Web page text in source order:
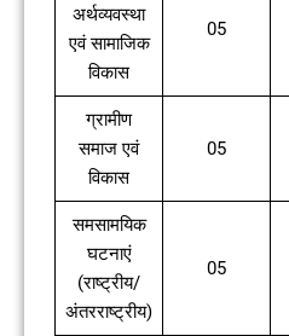
अर्थव्यवस्था
एवं सामाजिक
विकास
05
ग्रामीण
समाज एवं
विकास
05
समसामयिक
घटनाएं
(राष्ट्रीय/
अंतरराष्ट्रीय)
05